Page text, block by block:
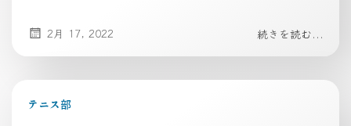
2月 17, 2022 続きを読む...
テニス部